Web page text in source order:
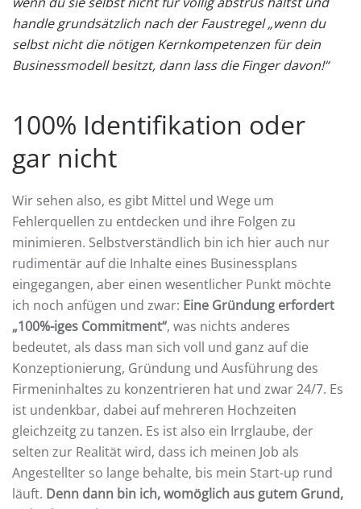
handle grundsätzlich nach der Faustregel „wenn du
selbst nicht die nötigen Kernkompetenzen für dein
Businessmodell besitzt, dann lass die Finger davon!“
100% Identifikation oder
gar nicht
Wir sehen also, es gibt Mittel und Wege um
Fehlerquellen zu entdecken und ihre Folgen zu
minimieren. Selbstverständlich bin ich hier auch nur
rudimentär auf die Inhalte eines Businessplans
eingegangen, aber einen wesentlicher Punkt möchte
ich noch anfügen und zwar: Eine Gründung erfordert
„100%-iges Commitment“, was nichts anderes
bedeutet, als dass man sich voll und ganz auf die
Konzeptionierung, Gründung und Ausführung des
Firmeninhaltes zu konzentrieren hat und zwar 24/7. Es
ist undenkbar, dabei auf mehreren Hochzeiten
gleichzeitg zu tanzen. Es ist also ein Irrglaube, der
selten zur Realität wird, dass ich meinen Job als
Angestellter so lange behalte, bis mein Start-up rund
läuft. Denn dann bin ich, womöglich aus gutem Grund,